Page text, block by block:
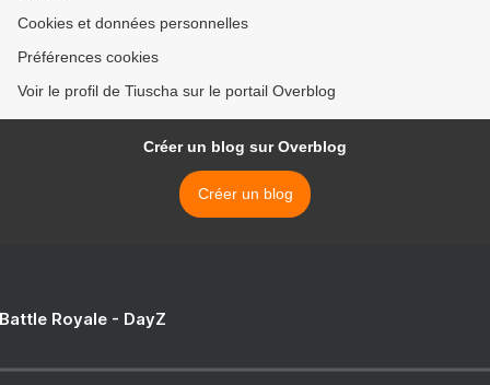
Cookies et données personnelles
Préférences cookies
Voir le profil de Tiuscha sur le portail Overblog
Créer un blog sur Overblog
Créer un blog
Royale - DayZ